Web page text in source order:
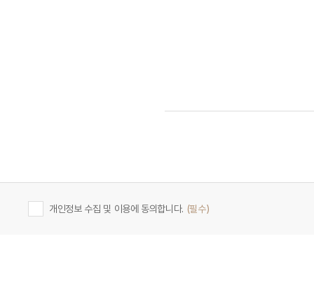
개인정보 수집 및 이용에 동의합니다. (필수)